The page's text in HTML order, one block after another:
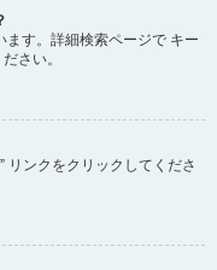
す。詳細検索ページで キー
さい。
リンクをクリックしてくださ